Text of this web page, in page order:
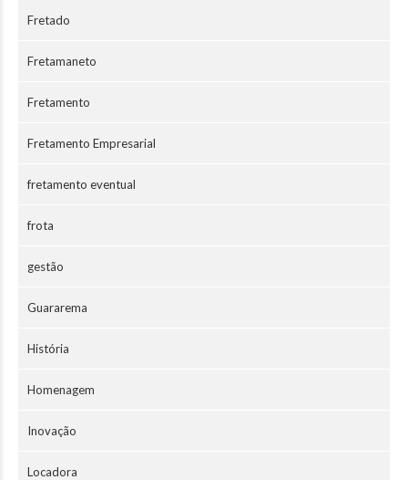
Fretado
Fretamaneto
Fretamento
Fretamento Empresarial
fretamento eventual
frota
gestão
Guararema
História
Homenagem
Inovação
Locadora